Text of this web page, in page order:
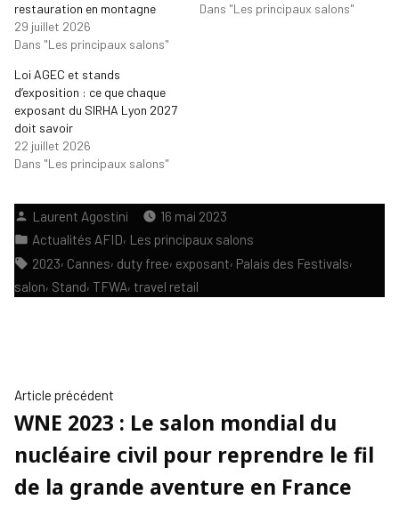
restauration en montagne
29 juillet 2026
Dans "Les principaux salons"
Dans "Les principaux salons"
Loi AGEC et stands
d’exposition : ce que chaque
exposant du SIRHA Lyon 2027
doit savoir
22 juillet 2026
Dans "Les principaux salons"
Publié
par
Laurent Agostini
16 mai 2023
Publié
dans
Actualités AFID, Les principaux salons
Étiquettes :
2023, Cannes, duty free, exposant, Palais des Festivals,
salon, Stand, TFWA, travel retail
NAVIGATION
DE
L’ARTICLE
Article précédent
précédent :
WNE 2023 : Le salon mondial du
nucléaire civil pour reprendre le fil
de la grande aventure en France